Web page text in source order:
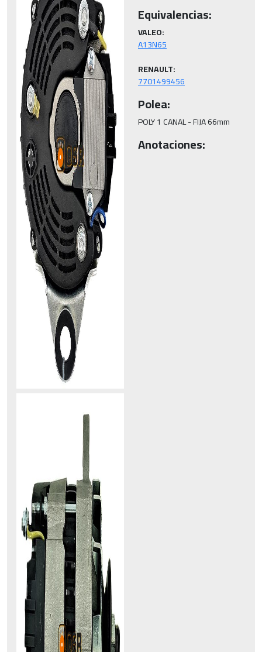
Equivalencias:
VALEO:
RENAULT:
7701499456
Polea:
POLY 1 CANAL - FIJA 66mm
Anotaciones: